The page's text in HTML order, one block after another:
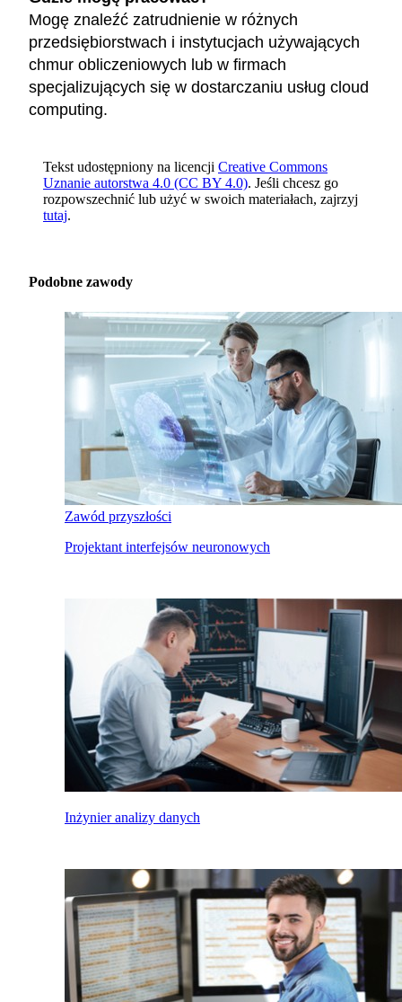
Mogę znaleźć zatrudnienie w różnych
przedsiębiorstwach i instytucjach używających
chmur obliczeniowych lub w firmach
specjalizujących się w dostarczaniu usług cloud
computing.
Tekst udostępniony na licencji Creative Commons
Uznanie autorstwa 4.0 (CC BY 4.0). Jeśli chcesz go
rozpowszechnić lub użyć w swoich materiałach, zajrzyj
tutaj.
Podobne zawody
Zawód przyszłości
Projektant interfejsów neuronowych
Inżynier analizy danych